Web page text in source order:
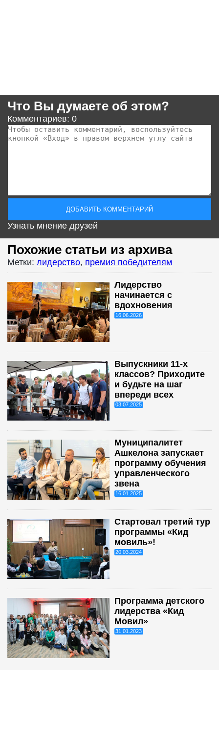
Что Вы думаете об этом?
Комментариев: 0
Узнать мнение друзей
Похожие статьи из архива
Метки: лидерство, премия победителям
Лидерство
начинается с
вдохновения
16.06.2026
Выпускники 11-х
классов? Приходите
и будьте на шаг
впереди всех
03.07.2025
Муниципалитет
Ашкелона запускает
программу обучения
управленческого
звена
16.01.2025
Стартовал третий тур
программы «Кид
мовиль»!
20.03.2024
Программа детского
лидерства «Кид
Мовил»
31.01.2023